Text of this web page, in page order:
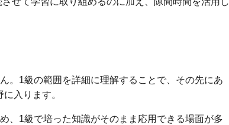
。1級の範囲を詳細に理解することで、その先にあ
入ります。
、1級で培った知識がそのまま応用できる場面が多